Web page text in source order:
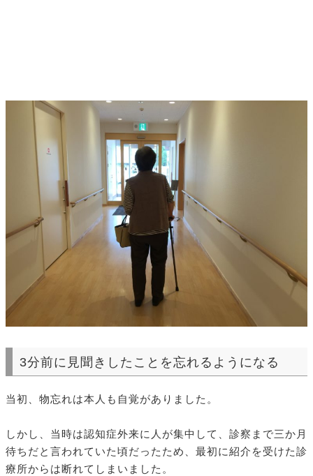
3分前に見聞きしたことを忘れるようになる
当初、物忘れは本人も自覚がありました。
しかし、当時は認知症外来に人が集中して、診察まで三か月
待ちだと言われていた頃だったため、最初に紹介を受けた診
療所からは断れてしまいました。